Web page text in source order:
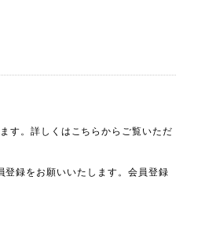
す。詳しくは こちらから ご覧いただ
録をお願いいたします。会員登録